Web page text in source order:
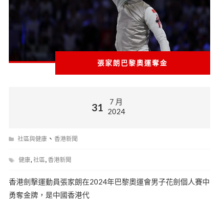
張家朗巴黎奧運奪金
31
7 月
2024
社區與健康、 香港新聞
健康, 社區, 香港新聞
香港劍擊運動員張家朗在2024年巴黎奧運會男子花劍個人賽中
勇奪金牌，是中國香港代